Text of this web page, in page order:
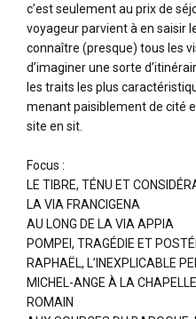
c’est seulement au prix de
voyageur parvient à en saisir
connaître (presque) tous les
d’imaginer une sorte
les traits les plus
menant paisiblement de cité
site en sit.
Focus :
LE TIBRE, TÉNU ET
LA VIA FRANCIGENA
AU LONG DE LA VIA APPIA
POMPEI, TRAGÉDIE ET
RAPHAËL, L’INEXPLICABLE
MICHEL-ANGE À LA
ROMAIN